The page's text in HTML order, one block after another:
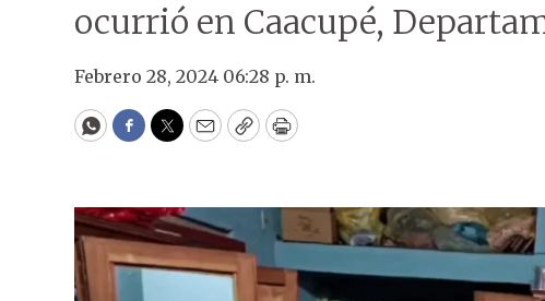
ocurrió en Caacupé,
Febrero 28, 2024 06:28 p. m.
WhatsApp
Facebook
Twitter
EmailCopyPrint